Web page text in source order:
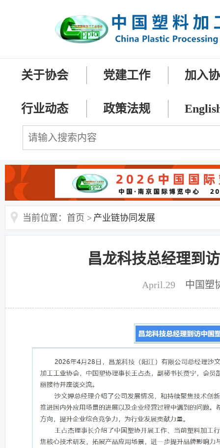
关于协会 党建工作 加入
行业动态 政策法规
当前位置：首页 > 产业链协同发展
昌龙科技总经理到
April.29 中国塑